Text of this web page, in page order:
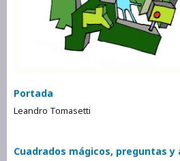
Portada
Leandro Tomasetti
Cuadrados mágicos, preguntas y